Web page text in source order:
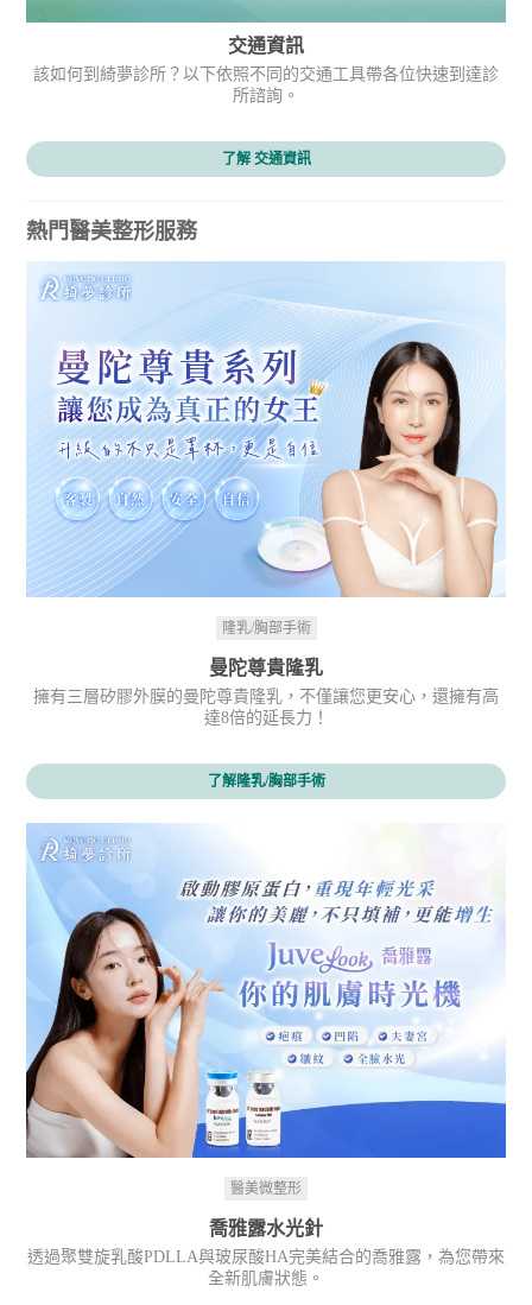
交通資訊
該如何到綺夢診所？以下依照不同的交通工具帶各位快速到達診
所諮詢。
了解 交通資訊
熱門醫美整形服務
隆乳/胸部手術
曼陀尊貴隆乳
擁有三層矽膠外膜的曼陀尊貴隆乳，不僅讓您更安心，還擁有高
達8倍的延長力！
了解隆乳/胸部手術
醫美微整形
喬雅露水光針
透過聚雙旋乳酸PDLLA與玻尿酸HA完美結合的喬雅露，為您帶來
全新肌膚狀態。